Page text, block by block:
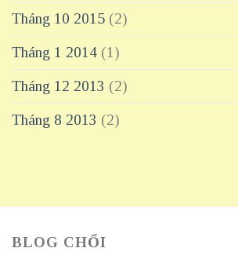
Tháng 10 2015 (2)
Tháng 1 2014 (1)
Tháng 12 2013 (2)
Tháng 8 2013 (2)
BLOG CHỔI